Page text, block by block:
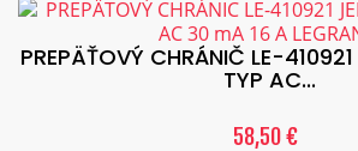
PREPÄŤOVÝ CHRÁNIČ LE-
TYP AC...
58,50 €